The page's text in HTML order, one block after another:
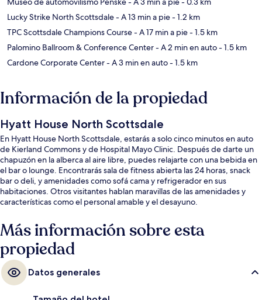
Lucky Strike North Scottsdale- A 13 min a pie- 1.2 km
TPC Scottsdale Champions Course- A 17 min a pie- 1.5 km
Palomino Ballroom & Conference Center- A 2 min en auto- 1.5 km
Cardone Corporate Center- A 3 min en auto- 1.5 km
Información de la propiedad
Hyatt House North Scottsdale
En Hyatt House North Scottsdale, estarás a solo cinco minutos en auto
de Kierland Commons y de Hospital Mayo Clinic. Después de darte un
chapuzón en la alberca al aire libre, puedes relajarte con una bebida en
el bar o lounge. Encontrarás sala de fitness abierta las 24 horas, snack
bar o deli, y amenidades como sofá cama y refrigerador en sus
habitaciones. Otros visitantes hablan maravillas de las amenidades y
características como el personal amable y el desayuno.
Más información sobre esta
propiedad
Datos generales